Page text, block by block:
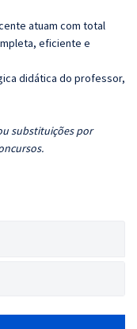
atuam com total
eficiente e
didática do professor,
substituições por